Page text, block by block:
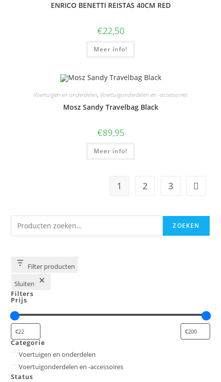
ENRICO BENETTI REISTAS 40CM RED
€22,50
Meer info!
Voertuigen en onderdelen, Voertuigonderdelen en -accessoires
Mosz Sandy Travelbag Black
€89,95
Meer info!
1 2 3
Zoeken ZOEKEN
Filter producten
Sluiten
Filters
Prijs
Categorie
Categorie
Voertuigen en onderdelen
Voertuigonderdelen en -accessoires
Status